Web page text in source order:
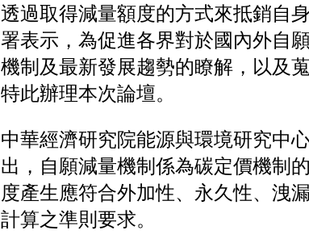
透過取得減量額度的方式來抵銷自
署表示，為促進各界對於國內外自
機制及最新發展趨勢的瞭解，以及
特此辦理本次論壇。
中華經濟研究院能源與環境研究中
出，自願減量機制係為碳定價機制
度產生應符合外加性、永久性、洩
計算之準則要求。